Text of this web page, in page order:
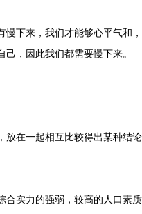
来，我们才能够心平气和，
，因此我们都需要慢下来。
在一起相互比较得出某种结
实力的强弱，较高的人口素